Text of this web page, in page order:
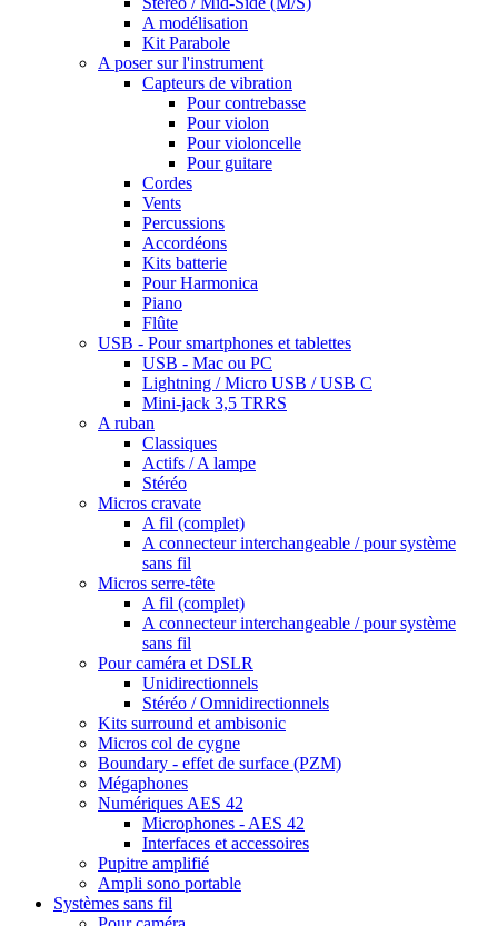
A modélisation
Kit Parabole
A poser sur l'instrument
Capteurs de vibration
Pour contrebasse
Pour violon
Pour violoncelle
Pour guitare
Cordes
Vents
Percussions
Accordéons
Kits batterie
Pour Harmonica
Piano
Flûte
USB - Pour smartphones et tablettes
USB - Mac ou PC
Lightning / Micro USB / USB C
Mini-jack 3,5 TRRS
A ruban
Classiques
Actifs / A lampe
Stéréo
Micros cravate
A fil (complet)
A connecteur interchangeable / pour système
sans fil
Micros serre-tête
A fil (complet)
A connecteur interchangeable / pour système
sans fil
Pour caméra et DSLR
Unidirectionnels
Stéréo / Omnidirectionnels
Kits surround et ambisonic
Micros col de cygne
Boundary - effet de surface (PZM)
Mégaphones
Numériques AES 42
Microphones - AES 42
Interfaces et accessoires
Pupitre amplifié
Ampli sono portable
Systèmes sans fil